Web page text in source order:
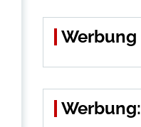
Werbung
Werbung: